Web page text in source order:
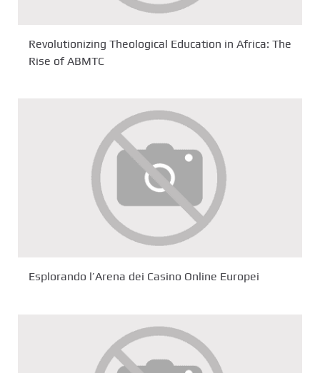
Revolutionizing Theological Education in Africa: The
Rise of ABMTC
Esplorando l’Arena dei Casino Online Europei